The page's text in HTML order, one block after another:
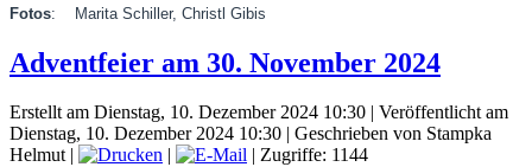
Fotos: Marita Schiller, Christl Gibis
Adventfeier am 30. November 2024
Erstellt am Dienstag, 10. Dezember 2024 10:30 | Veröffentlicht am
Dienstag, 10. Dezember 2024 10:30 | Geschrieben von Stampka
Helmut| | | Zugriffe: 1144